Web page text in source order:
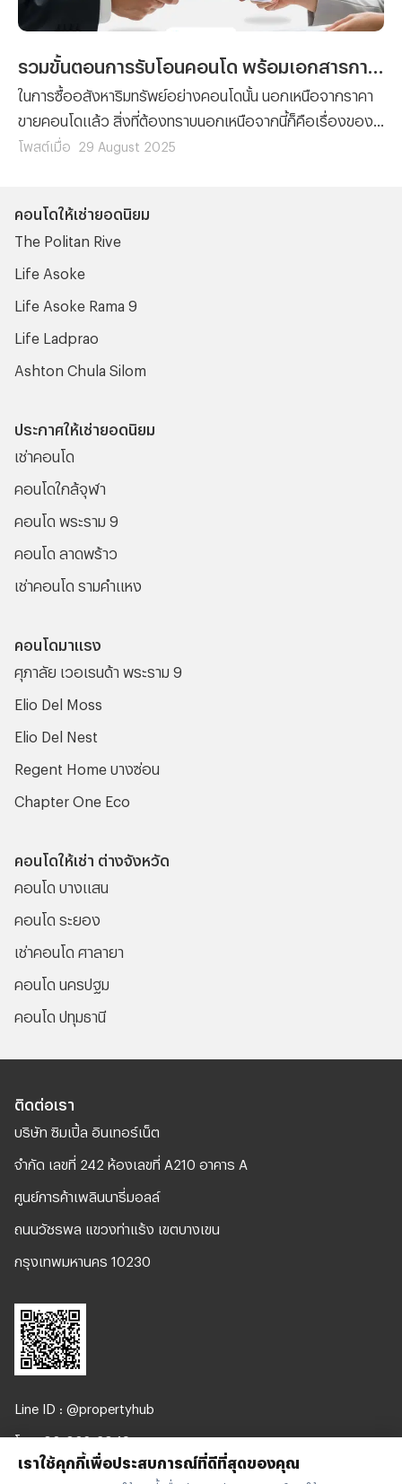
ในการซื้ออสังหาริมทรัพย์อย่างคอนโดนั้น นอกเหนือจากราคา
ขายคอนโดแล้ว สิ่งที่ต้องทราบนอกเหนือจากนี้ก็คือเรื่องของ
ขั้นตอนต่างๆ ที่ผู้ซื้อทุกรายจะต้องทำความเข้าใจ เพราะไม่ว่าจะ
คอนโด คือเรื่องที่จะสร้างความปวดหัวไม่น้อยสำหรับใครที่ไม่
เคยทำความเข้าใจมาก่อน
โพสต์เมื่อ 29 August 2025
คอนโดให้เช่ายอดนิยม
The Politan Rive
Life Asoke
Life Asoke Rama 9
Life Ladprao
Ashton Chula Silom
ประกาศให้เช่ายอดนิยม
เช่าคอนโด
คอนโดใกล้จุฬา
คอนโด พระราม 9
คอนโด ลาดพร้าว
เช่าคอนโด รามคําแหง
คอนโดมาแรง
ศุภาลัย เวอเรนด้า พระราม 9
Elio Del Moss
Elio Del Nest
Regent Home บางซ่อน
Chapter One Eco
คอนโดให้เช่า ต่างจังหวัด
คอนโด บางแสน
คอนโด ระยอง
เช่าคอนโด ศาลายา
คอนโด นครปฐม
คอนโด ปทุมธานี
ติดต่อเรา
บริษัท ซิมเปิ้ล อินเทอร์เน็ต
จํากัด เลขที่ 242 ห้องเลขที่ A210 อาคาร A
ศูนย์การค้าเพลินนารี่มอลล์
ถนนวัชรพล แขวงท่าแร้ง เขตบางเขน
กรุงเทพมหานคร 10230
Line ID : @propertyhub
โทร. 02-026-3049
support@propertyhub.in.th
เราใช้คุกกี้เพื่อประสบการณ์ที่ดีที่สุดของคุณ